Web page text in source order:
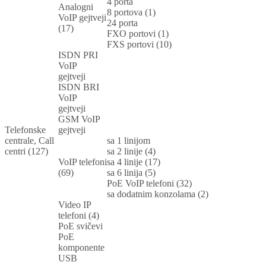
Telefonske
centrale, Call
centri (127)
Analogni
VoIP gejtveji
(17)
8 portova (1)
24 porta
FXO portovi (1)
FXS portovi (10)
ISDN PRI
VoIP
gejtveji
ISDN BRI
VoIP
gejtveji
GSM VoIP
gejtveji
VoIP telefoni
(69)
sa 1 linijom
sa 2 linije (4)
sa 4 linije (17)
sa 6 linija (5)
PoE VoIP telefoni (32)
sa dodatnim konzolama (2)
Video IP
telefoni (4)
PoE svičevi
PoE
komponente
USB